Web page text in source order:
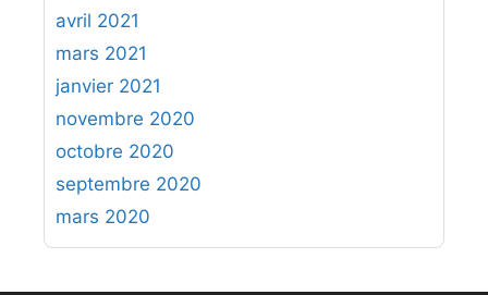
avril 2021
mars 2021
janvier 2021
novembre 2020
octobre 2020
septembre 2020
mars 2020